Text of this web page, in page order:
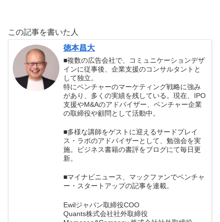
この記事を書いた人
徳本昌大
■複数の広告会社で、コミュニケーションデザ
インに従事後、企業支援のコンサルタントと
して独立。
特にベンチャーのマーケティング戦略に強み
があり、多くの実績を残している。現在、IPO
支援やM&Aのアドバイザー、ベンチャー企業
の取締役や顧問として活動中。
■多様な講師をゲストに迎えるサードプレイ
ス・ラボのアドバイザーとして、勉強会を実
施。ビジネス書籍の書評をブログにて毎日更
新。
■マイナビニュース、マックファンでベンチャ
ー・スタートアップの記事を連載。
Ewilジャパン取締役COO
Quants株式会社社外取締役